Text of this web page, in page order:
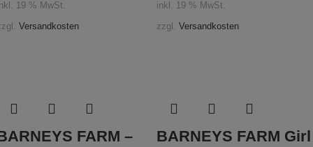
19 % MwSt.
Versandkosten
inkl. 19 % MwSt.
zzgl. Versandkosten
FARM –
BARNEYS FARM Girl